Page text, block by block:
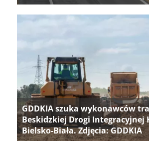
GDDKIA szuka wykonawców
Beskidzkiej Drogi Integracyjnej
Bielsko-Biała. Zdjęcia: GDDKIA